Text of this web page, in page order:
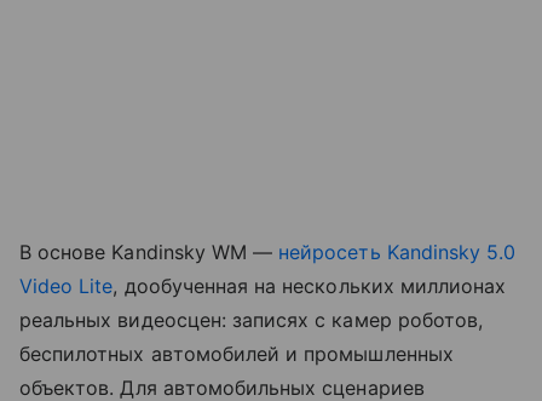
В основе Kandinsky WM — нейросеть Kandinsky 5.0
Video Lite, дообученная на нескольких миллионах
реальных видеосцен: записях с камер роботов,
беспилотных автомобилей и промышленных
объектов. Для автомобильных сценариев